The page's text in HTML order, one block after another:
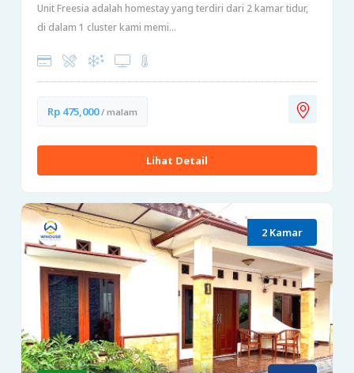
Unit Freesia adalah homestay yang terdiri dari 2 kamar tidur,
di dalam 1 cluster kami memi...
Rp 475,000/ malam
Lihat Detail
2 Kamar